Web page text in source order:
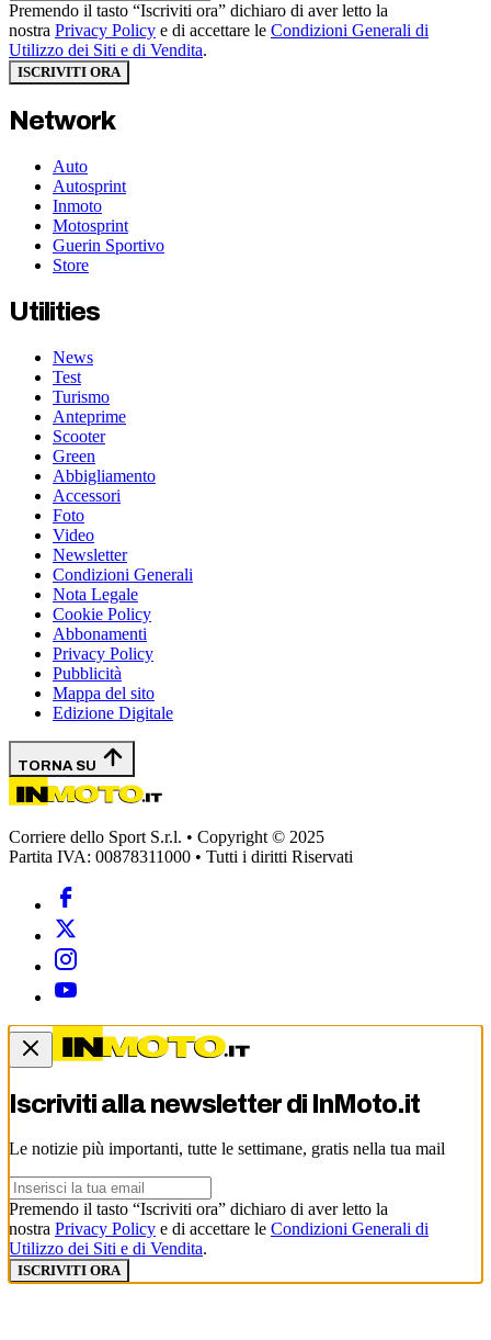
Premendo il tasto “Iscriviti ora” dichiaro di aver letto la
nostra Privacy Policy e di accettare le Condizioni Generali di
Utilizzo dei Siti e di Vendita.
ISCRIVITI ORA
Network
Auto
Autosprint
Inmoto
Motosprint
Guerin Sportivo
Store
Utilities
News
Test
Turismo
Anteprime
Scooter
Green
Abbigliamento
Accessori
Foto
Video
Newsletter
Condizioni Generali
Nota Legale
Cookie Policy
Abbonamenti
Privacy Policy
Pubblicità
Mappa del sito
Edizione Digitale
TORNA SU
Corriere dello Sport S.r.l. • Copyright © 2025
Partita IVA: 00878311000 • Tutti i diritti Riservati
Iscriviti alla newsletter di InMoto.it
Le notizie più importanti, tutte le settimane, gratis nella tua mail
Premendo il tasto “Iscriviti ora” dichiaro di aver letto la
nostra Privacy Policy e di accettare le Condizioni Generali di
Utilizzo dei Siti e di Vendita.
ISCRIVITI ORA